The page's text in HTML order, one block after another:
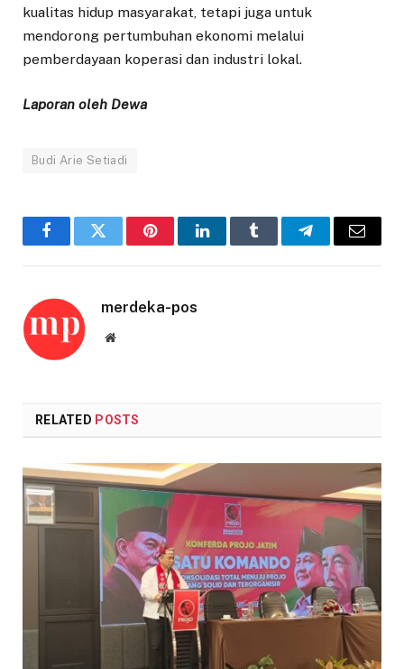
kualitas hidup masyarakat, tetapi juga untuk
mendorong pertumbuhan ekonomi melalui
pemberdayaan koperasi dan industri lokal.
Laporan oleh Dewa
Budi Arie Setiadi
FacebookTwitter PinterestLinkedInTumblr TelegramEmail
merdeka-pos
Website
RELATED POSTS